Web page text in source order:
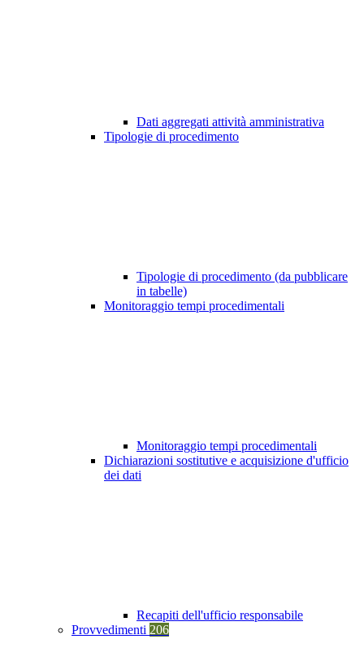
Dati aggregati attività amministrativa
Tipologie di procedimento
Tipologie di procedimento (da pubblicare
in tabelle)
Monitoraggio tempi procedimentali
Monitoraggio tempi procedimentali
Dichiarazioni sostitutive e acquisizione d'ufficio
dei dati
Recapiti dell'ufficio responsabile
Provvedimenti 206